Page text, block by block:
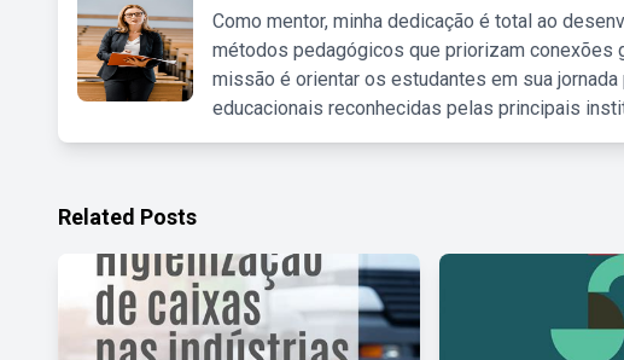
Como mentor, minha dedicação é total ao
métodos pedagógicos que priorizam conexões
missão é orientar os estudantes em sua
educacionais reconhecidas pelas principais
Related Posts